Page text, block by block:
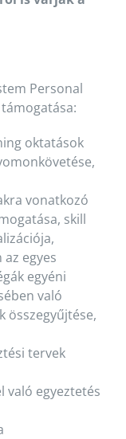
Personal
oktatások
vonatkozó
skill
egyes
egyéni
való
összegyűjtése,
tervek
való egyeztetés